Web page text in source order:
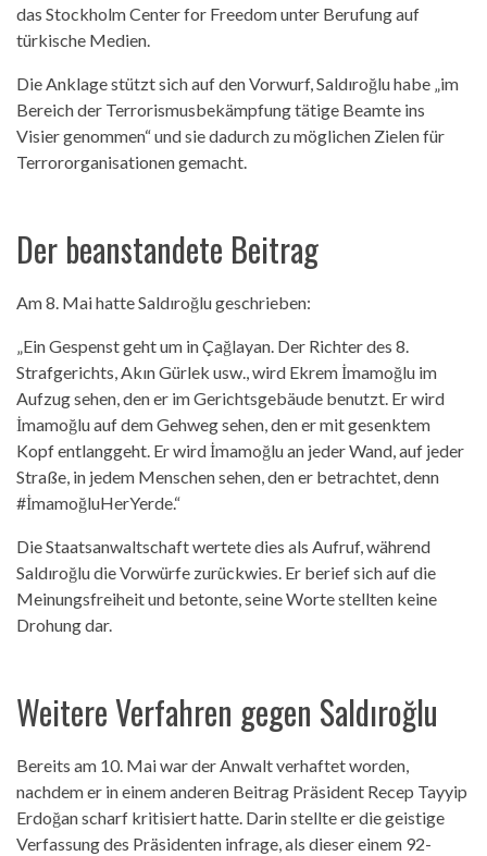
das Stockholm Center for Freedom unter Berufung auf
türkische Medien.
Die Anklage stützt sich auf den Vorwurf, Saldıroğlu habe „im
Bereich der Terrorismusbekämpfung tätige Beamte ins
Visier genommen“ und sie dadurch zu möglichen Zielen für
Terrororganisationen gemacht.
Der beanstandete Beitrag
Am 8. Mai hatte Saldıroğlu geschrieben:
„Ein Gespenst geht um in Çağlayan. Der Richter des 8.
Strafgerichts, Akın Gürlek usw., wird Ekrem İmamoğlu im
Aufzug sehen, den er im Gerichtsgebäude benutzt. Er wird
İmamoğlu auf dem Gehweg sehen, den er mit gesenktem
Kopf entlanggeht. Er wird İmamoğlu an jeder Wand, auf jeder
Straße, in jedem Menschen sehen, den er betrachtet, denn
#İmamoğluHerYerde.“
Die Staatsanwaltschaft wertete dies als Aufruf, während
Saldıroğlu die Vorwürfe zurückwies. Er berief sich auf die
Meinungsfreiheit und betonte, seine Worte stellten keine
Drohung dar.
Weitere Verfahren gegen Saldıroğlu
Bereits am 10. Mai war der Anwalt verhaftet worden,
nachdem er in einem anderen Beitrag Präsident Recep Tayyip
Erdoğan scharf kritisiert hatte. Darin stellte er die geistige
Verfassung des Präsidenten infrage, als dieser einem 92-